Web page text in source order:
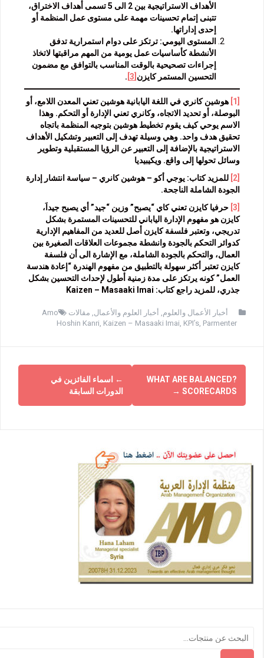
الأهداف الاستراتيجية بين 2 الى 5 تسمى أهداف الاختراق،
تتبنى إتمام تحسينات مهمة على مستوى عمل المنظمة أو
إحدى إداراتها.
المستوى اليومي: ترتكز على دوام استمرارية تدفق
الأنشطة كأساسيات عمل يومية من المهم مراقبتها لاتخاذ
إجراءات تصحيحية بالوقت المناسب بالتوافق مع مضمون
التحسين المستمر كايزن[3]
هوشين كانري في اللغة اليابانية هوشين تعني المعدن اللامع، أو
البوصلة، أو تحديد الاتجاه، وكانري تعني الإدارة أو التحكم. وهذا
الاسم يوحي كيف يقوم تخطيط هوشين بتوجيه المنظمة باتجاه
تحقيق هدف واحد. وهي وسيلة تهدف إلى التعبير وتشكيل الأهداف
الاستراتيجية بالإضافة إلى التعبير عن الرؤيا المستقبلية وتطوير
وسائل تحولها إلى واقع. ويكيبيديا
للمزيد كتاب: يوجي أكو – هوشين كانري – سياسة انتشار إدارة
الجودة الشاملة الناجحة.
حرفيا كايزن تعني كاي “يصبح” وزين “جيد” أي يصبح جيداَ،
كايزن هو مفهوم الإدارة الياباني للتحسينات المستمرة بشكل
تدريجي، وتعتبر فلسفة كايزن أصل للعديد من المفاهيم الإدارية
كدوائر التحكم بالجودة وانشطة مجموعات العلاقات الصغيرة بين
العمال، والتحكم بالجودة الشاملة، مع الإشارة الى أن فلسفة
كايزن تعتبر أكثر سهولة بالتطبيق من مفهوم الهندرة “إعادة هندسة
العمل” كونه يرتكز على مدة زمنية أطول لإحداث التحسين بشكل
جذري، للمزيد راجع كتاب: Kaizen – Masaaki Imai
أخبار الأعمال والعلوم, أخبار العلوم والأعمال , مقالات Amo
Hoshin Kanri ,Kaizen – Masaaki Imai ,KPI’s ,Parmenter
← اسماء الفائزين في
الدورات السابقة
?WHAT ARE BALANCED
SCORECARDS
→